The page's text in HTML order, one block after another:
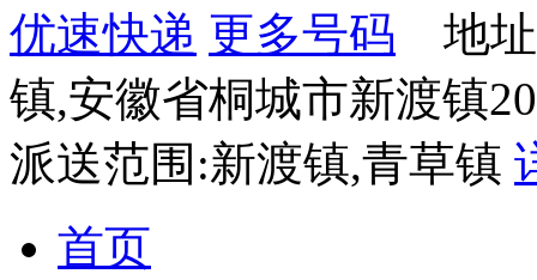
优速快递 更多号码 地址
镇,安徽省桐城市新渡镇
派送范围:新渡镇,青草镇
首页